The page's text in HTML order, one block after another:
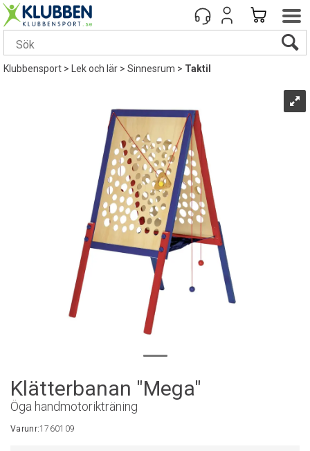
Klubbensport> Lek och lär>Sinnesrum>Taktil
Klätterbanan "Mega"
Öga handmotorikträning
Varunr:1760109